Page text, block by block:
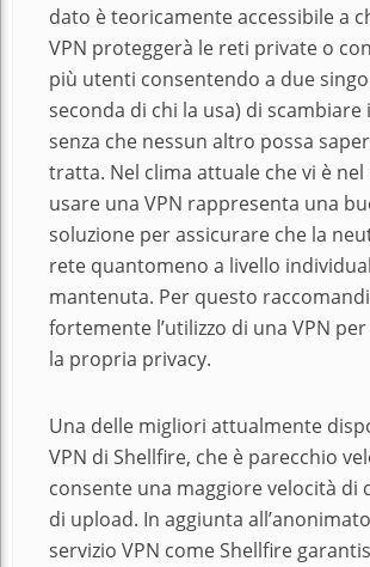
dato è teoricamente accessibile a
VPN proteggerà le reti private o
più utenti consentendo a due
seconda di chi la usa) di
senza che nessun altro possa
tratta. Nel clima attuale che vi è
usare una VPN rappresenta una
soluzione per assicurare che la
rete quantomeno a livello
mantenuta. Per questo
fortemente l’utilizzo di una VPN
la propria privacy.
Una delle migliori attualmente
VPN di Shellfire, che è parecchio
consente una maggiore velocità di
di upload. In aggiunta
servizio VPN come Shellfire